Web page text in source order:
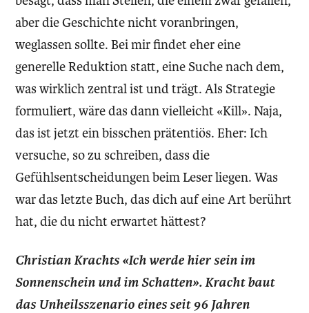
aber die Geschichte nicht voranbringen,
weglassen sollte. Bei mir findet eher eine
generelle Reduktion statt, eine Suche nach dem,
was wirklich zentral ist und trägt. Als Strategie
formuliert, wäre das dann vielleicht «Kill». Naja,
das ist jetzt ein bisschen prätentiös. Eher: Ich
versuche, so zu schreiben, dass die
Gefühlsentscheidungen beim Leser liegen. Was
war das letzte Buch, das dich auf eine Art berührt
hat, die du nicht erwartet hättest?
Christian Krachts «Ich werde hier sein im
Sonnenschein und im Schatten». Kracht baut
das Unheilsszenario eines seit 96 Jahren